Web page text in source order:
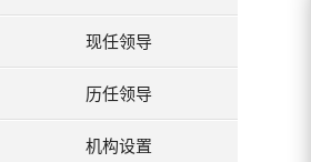
现任领导
历任领导
机构设置